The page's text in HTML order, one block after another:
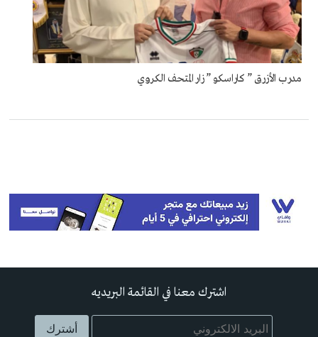
مدرب الأزرق ” كاراسكو ” زار المتحف الكروي
اشترك معنا في القائمة البريديه